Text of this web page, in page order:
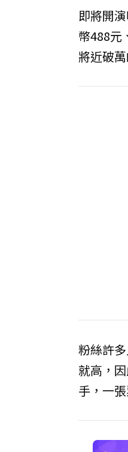
即將開
幣488元
將近破
粉絲許
就高，
手，一